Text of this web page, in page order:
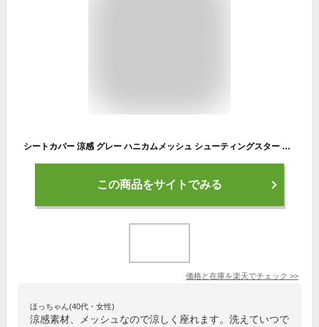
シートカバー 涼感 グレー ハニカムメッシュ シューティングスター シングル 1席 運転席・助手席用 涼しい 汎用 軽自動車 普通車 洗える 布 かわいい カー シート カバー 車 内装パーツのCARESTAR ケアスター
この商品をサイトでみる
価格と在庫を楽天でチェック >>
ほっちゃん(40代・女性)
涼感素材、メッシュなので涼しく座れます。洗えていつで